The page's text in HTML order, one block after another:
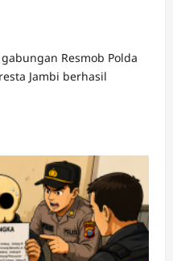
Resmob Polda
Jambi berhasil